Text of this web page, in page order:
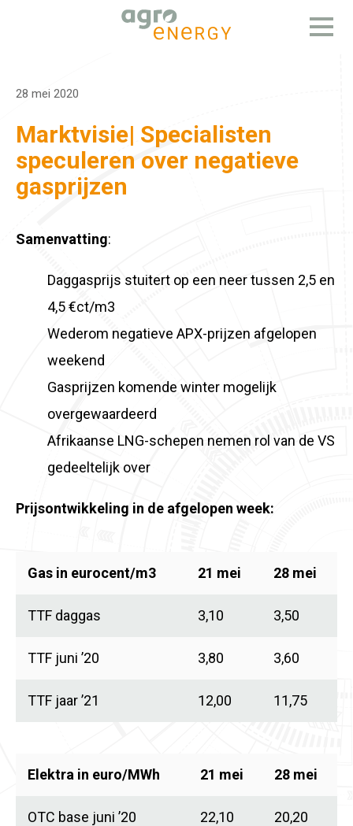
Open
Marktvisie| Specialisten
speculeren over negatieve
gasprijzen
28 mei 2020
Samenvatting:
Daggasprijs stuitert op een neer tussen 2,5 en
4,5 €ct/m3
Wederom negatieve APX-prijzen afgelopen
weekend
Gasprijzen komende winter mogelijk
overgewaardeerd
Afrikaanse LNG-schepen nemen rol van de VS
gedeeltelijk over
Prijsontwikkeling in de afgelopen week:
Gas in eurocent/m3 21 mei 28 mei
TTF daggas 3,10 3,50
TTF juni ’20 3,80 3,60
TTF jaar ’21 12,00 11,75
Elektra in euro/MWh 21 mei 28 mei
OTC base juni ’20 22,10 20,20